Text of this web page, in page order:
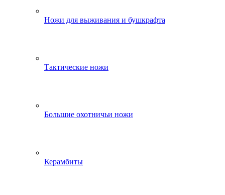
Ножи для выживания и бушкрафта
Тактические ножи
Большие охотничьи ножи
Керамбиты